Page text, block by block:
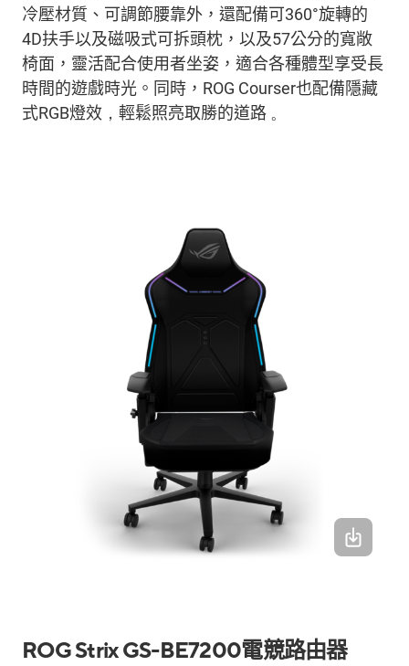
冷壓材質 、可調節腰靠外 ，還配備可360°旋轉的
4D扶手以及磁吸式可拆頭枕， 以及57公分的寬敞
椅面，靈活配合使用者坐姿， 適合各種體型享受長
時間的遊戲時光。 同時， ROG Courser也配備隱藏
式RGB燈效 ， 輕鬆照亮取勝的道路 。
ROGStrixGS-BE7200電競路由器